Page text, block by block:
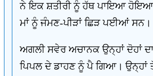
ਨੇ ਇਕ ਸ਼ਤੀਰੀ ਨੂੰ ਹੱਥ ਪਾਇਆ ਹੋਇਆ
ਮਾਂ ਨੂੰ ਜੰਮਣ-ਪੀੜਾਂ ਛਿੜ ਪਈਆਂ ਸਨ।
ਅਗਲੀ ਸਵੇਰ ਅਚਾਨਕ ਉਨ੍ਹਾਂ ਦੋਹਾਂ
ਪਿਪਲ ਦੇ ਡਾਹਣ ਨੂੰ ਪੈ ਗਿਆ। ਉਨ੍ਹਾਂ